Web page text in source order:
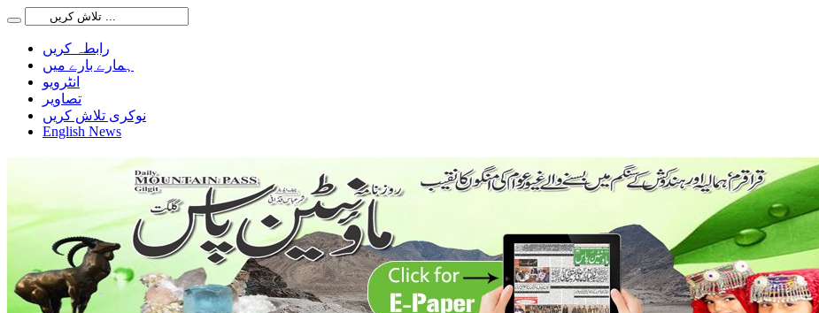
رابطہ کریں
ہمارے بارے میں
انٹرویو
تصاویر
نوکری تلاش کریں
English News